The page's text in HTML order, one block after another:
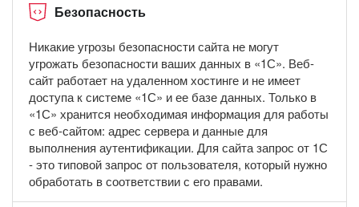
Безопасность
Никакие угрозы безопасности сайта не могут
угрожать безопасности ваших данных в «1С». Веб-
сайт работает на удаленном хостинге и не имеет
доступа к системе «1С» и ее базе данных. Только в
«1С» хранится необходимая информация для работы
с веб-сайтом: адрес сервера и данные для
выполнения аутентификации. Для сайта запрос от 1С
- это типовой запрос от пользователя, который нужно
обработать в соответствии с его правами.